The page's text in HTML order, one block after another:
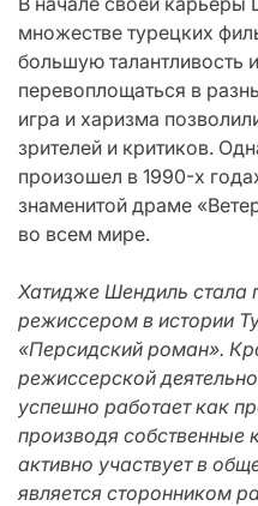
множестве турецких
большую талантливость
перевоплощаться в
игра и харизма
зрителей и критиков.
произошел в 1990-х
знаменитой драме
во всем мире.
Хатидже Шендиль стала
режиссером в истории
«Персидский роман».
режиссерской
успешно работает как
производя собственные
активно участвует в
является сторонником